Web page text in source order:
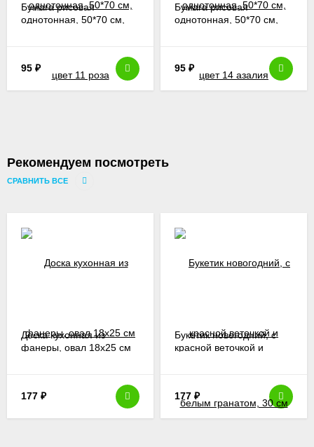
Бумага рисовая
однотонная, 50*70 см,
95 ₽
Бумага рисовая
однотонная, 50*70 см,
95 ₽
Рекомендуем посмотреть
СРАВНИТЬ ВСЕ
Доска кухонная из
фанеры, овал 18х25 см
177 ₽
Букетик новогодний, с
красной веточкой и
177 ₽